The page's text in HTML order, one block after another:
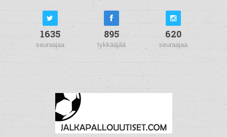
1635
seuraajaa
895
tykkääjää
620
seuraajaa